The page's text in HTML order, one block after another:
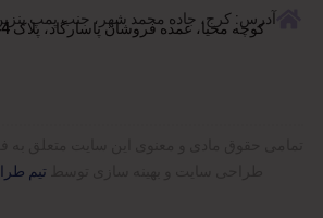
آدرس: کرج، جاده محمد شهر، جنب پمپ
کوچه محیا، عمده فروشان پاسارگاد، پلاک 44
تیم